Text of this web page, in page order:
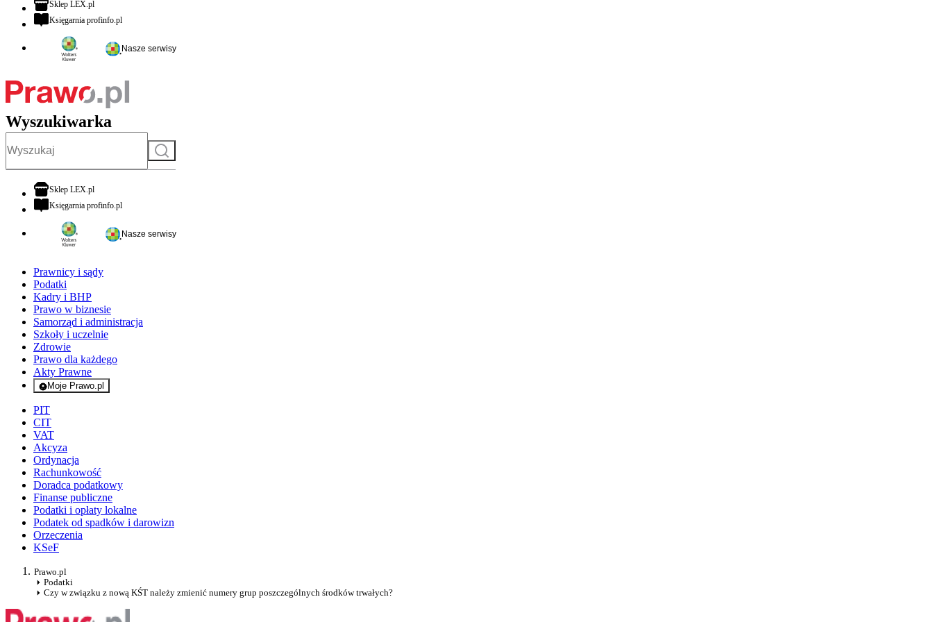
Sklep LEX.plotwiera się w nowej karcie
Księgarnia profinfo.plotwiera się w nowej karcie
Nasze serwisy
Wyszukiwarka
Szukaj
Sklep LEX.plotwiera się w nowej karcie
Księgarnia profinfo.plotwiera się w nowej karcie
Nasze serwisy
Prawnicy i sądy
Podatki
Kadry i BHP
Prawo w biznesie
Samorząd i administracja
Szkoły i uczelnie
Zdrowie
Prawo dla każdego
Akty Prawne
Moje Prawo.pl
- rejestracja i logowanie do serwisu
PIT
CIT
VAT
Akcyza
Ordynacja
Rachunkowość
Doradca podatkowy
Finanse publiczne
Podatki i opłaty lokalne
Podatek od spadków i darowizn
Orzeczenia
KSeF
Prawo.pl
Podatki
Czy w związku z nową KŚT należy zmienić numery grup poszczególnych środków trwałych?